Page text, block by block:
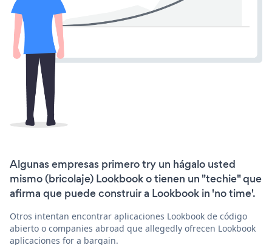
Algunas empresas primero try un hágalo usted
mismo (bricolaje) Lookbook o tienen un "techie" que
afirma que puede construir a Lookbook in 'no time'.
Otros intentan encontrar aplicaciones Lookbook de código
abierto o companies abroad que allegedly ofrecen Lookbook
aplicaciones for a bargain.